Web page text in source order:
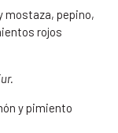
mostaza, pepino,
rojos
y pimiento